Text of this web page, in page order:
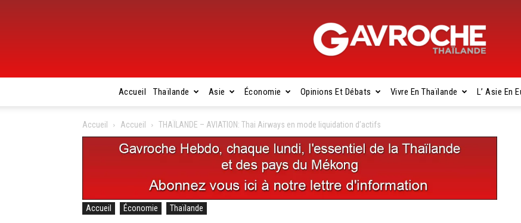
Gavroche
Accueil Thaïlande Asie Économie Opinions Et Débats Vivre En Thaïlande L’ Asie En
Accueil Accueil THAÏLANDE – AVIATION: Thai Airways en mode liquidation d’actifs
Accueil Économie Thaïlande